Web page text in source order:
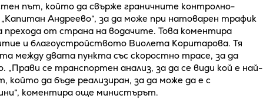
път, който да свърже граничните контролно-
Андреево“, за да може при натоварен трафик
от страна на водачите. Това коментира
и благоустройството Виолета Коритарова. Тя
между двата пункта със скоростно трасе, за да
„Прави се транспортен анализ, за да се види кой е най-
който да бъде реализиран, за да може да е с
коментира още министърът.